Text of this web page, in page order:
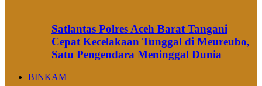
Satlantas Polres Aceh Barat Tangani
Cepat Kecelakaan Tunggal di Meureubo,
Satu Pengendara Meninggal Dunia
BINKAM